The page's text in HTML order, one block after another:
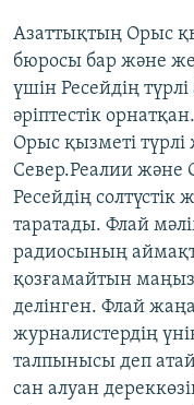
Азаттықтың Орыс
бюросы бар және
үшін Ресейдің
әріптестік
Орыс қызметі
Север.Реалии және
Ресейдің
таратады. Флай
радиосының
қозғамайтын
делінген. Флай
журналистердің
талпынысы деп
сан алуан